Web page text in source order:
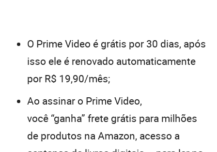
O Prime Video é grátis por 30 dias, após
isso ele é renovado automaticamente
por R$ 19,90/mês;
Ao assinar o Prime Video,
você “ganha” frete grátis para milhões
de produtos na Amazon, acesso a